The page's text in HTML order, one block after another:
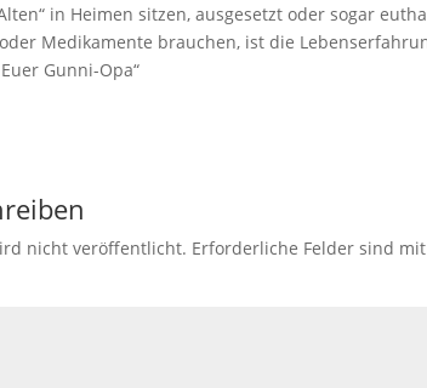
in Heimen sitzen, ausgesetzt oder sogar
Medikamente brauchen, ist die
Gunni-Opa“
nicht veröffentlicht. Erforderliche Felder sind mit